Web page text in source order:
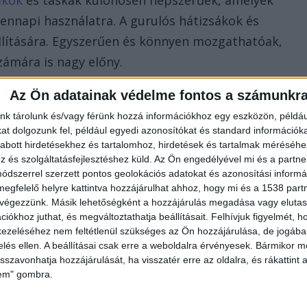
Az Ön adatainak védelme fontos a
tárolunk és/vagy férünk hozzá információkhoz egy eszközön,
dolgozunk fel, például egyedi azonosítókat és standard
hirdetésekhez és tartalomhoz, hirdetések és tartalmak
és szolgáltatásfejlesztéshez küld. Az Ön engedélyével mi és a
szerzett pontos geolokációs adatokat és azonosítási
helyre kattintva hozzájárulhat ahhoz, hogy mi és a 1538
Másik lehetőségként a hozzájárulás megadása vagy
juthat, és megváltoztathatja beállításait. Felhívjuk figyelmét,
nem feltétlenül szükséges az Ön hozzájárulása, de
ellen. A beállításai csak erre a weboldalra érvényesek. Bármikor
hozzájárulását, ha visszatér erre az oldalra, és rákattint
gombra.
használatra. A gurulós hátizsákok és
Egyszerűen és könnyen mozgathatóak,
is nagy előny.
változatok a legnépszerűbb mesehősökkel
bennük, ugyanis nemcsak divatosak, de
a felhozatalból nem hiányozhatnak a
jól passzolnak a táskákhoz és a bőröndökhöz
lehet teljes, amely az említett webáruházból
kialakítani a saját világukat, legyen szó akár